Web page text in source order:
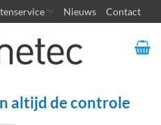
Nieuws Contact
altijd de controle